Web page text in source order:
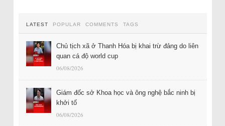
LATEST POPULAR COMMENTS TAGS
Chủ tịch xã ở Thanh Hóa bị khai trừ đảng do liên
quan cá độ world cup
06/08/2026
Giám đốc sở Khoa học và ông nghệ bắc ninh bị
khởi tố
06/08/2026